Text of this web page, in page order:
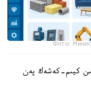
Фото:
كيىم-كەشەك پەن